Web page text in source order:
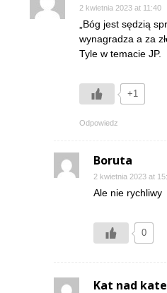
2 kwietnia 2023 at 11:40
„Bóg jest sędzią
wynagradza a za
Tyle w temacie JP.
+1
Odpowiedz
Boruta
2 kwietnia 2023 at
Ale nie rychliwy
0
Kat nad